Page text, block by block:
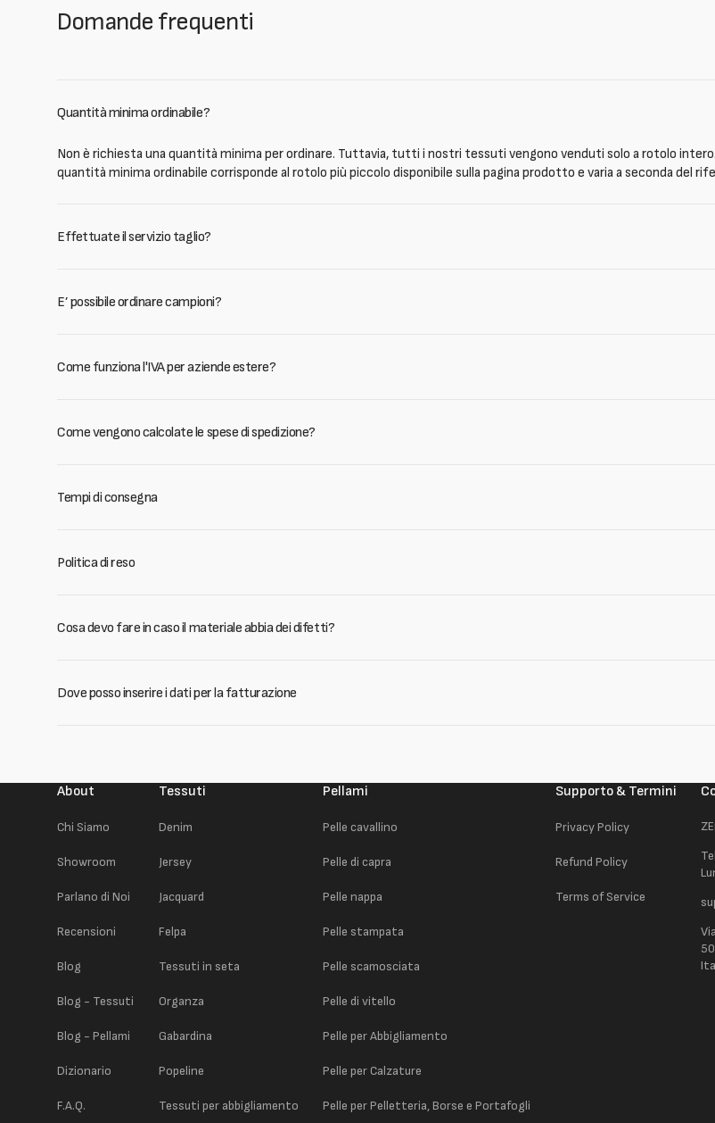
Domande frequenti
Quantità minima ordinabile?
Non è richiesta una quantità minima per ordinare. Tuttavia, tutti i nostri tessuti vengono venduti solo a rotolo
quantità minima ordinabile corrisponde al rotolo più piccolo disponibile sulla pagina prodotto e varia a seconda del
Effettuate il servizio taglio?
E’ possibile ordinare campioni?
Come funziona l'IVA per aziende estere?
Come vengono calcolate le spese di spedizione?
Tempi di consegna
Politica di reso
Cosa devo fare in caso il materiale abbia dei difetti?
Dove posso inserire i dati per la fatturazione
About
Chi Siamo
Showroom
Parlano di Noi
Recensioni
Blog
Blog - Tessuti
Blog - Pellami
Dizionario
F.A.Q.
Tessuti
Denim
Jersey
Jacquard
Felpa
Tessuti in seta
Organza
Gabardina
Popeline
Tessuti per abbigliamento
Pellami
Pelle cavallino
Pelle di capra
Pelle nappa
Pelle stampata
Pelle scamosciata
Pelle di vitello
Pelle per Abbigliamento
Pelle per Calzature
Pelle per Pelletteria, Borse e Portafogli
Supporto & Termini
Privacy Policy
Refund Policy
Terms of Service